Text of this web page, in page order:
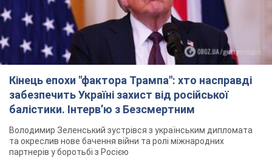
Кінець епохи "фактора Трампа": хто насправді
забезпечить Україні захист від російської
балістики. Інтерв’ю з Безсмертним
Володимир Зеленський зустрівся з українським дипломата
та окреслив нове бачення війни та ролі міжнародних
партнерів у боротьбі з Росією